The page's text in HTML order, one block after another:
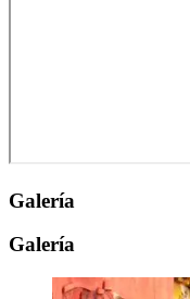
Galería
Galería